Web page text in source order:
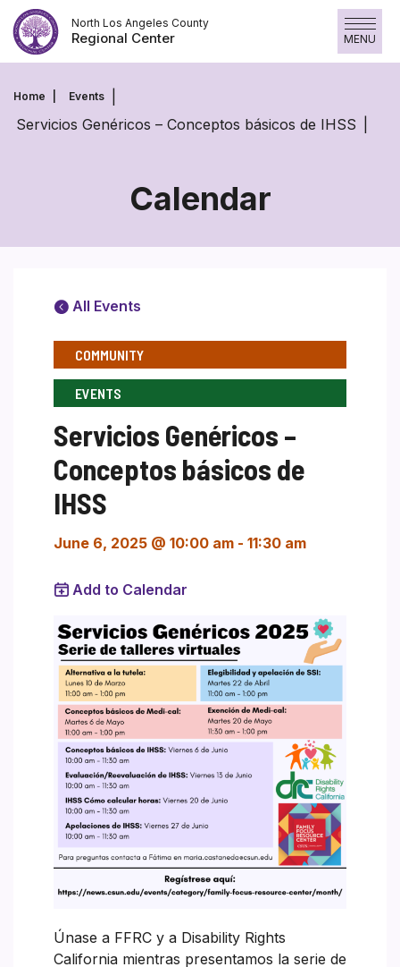
Skip
to
content
North Los Angeles County
Regional Center MENU
Home Events
Servicios Genéricos – Conceptos básicos de IHSS
Calendar
All Events
COMMUNITY
EVENTS
Servicios Genéricos –
Conceptos básicos de
IHSS
June 6, 2025 @ 10:00 am - 11:30 am
Add to Calendar
Únase a FFRC y a Disability Rights
California mientras presentamos la serie de